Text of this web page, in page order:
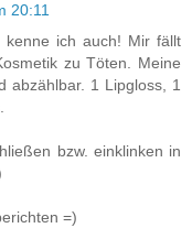
20:11
kenne ich auch! Mir fällt
zu Töten. Meine
abzählbar. 1 Lipgloss, 1
bzw. einklinken in
=)